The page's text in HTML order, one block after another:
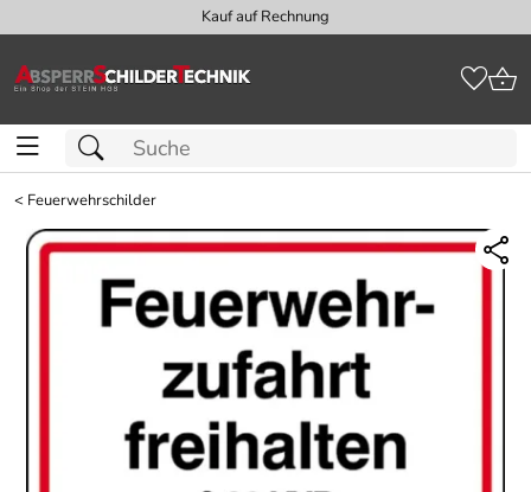
Kauf auf Rechnung
< Feuerwehrschilder